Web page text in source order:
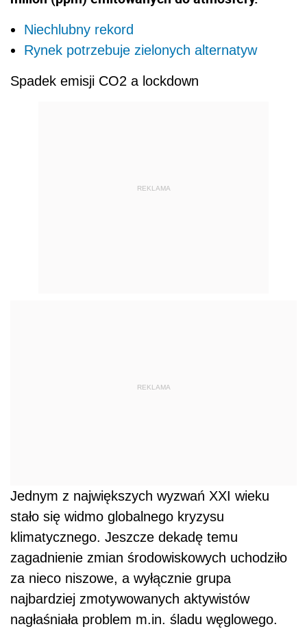
Niechlubny rekord
Rynek potrzebuje zielonych alternatyw
Spadek emisji CO2 a lockdown
REKLAMA
REKLAMA
Jednym z największych wyzwań XXI wieku
stało się widmo globalnego kryzysu
klimatycznego. Jeszcze dekadę temu
zagadnienie zmian środowiskowych uchodziło
za nieco niszowe, a wyłącznie grupa
najbardziej zmotywowanych aktywistów
nagłaśniała problem m.in. śladu węglowego.